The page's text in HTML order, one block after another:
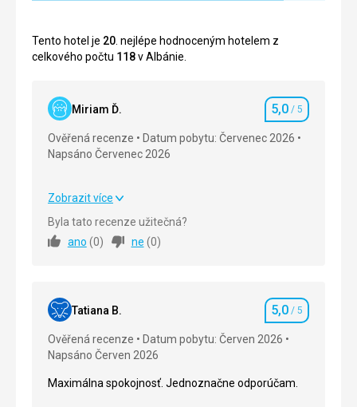
Tento hotel je 20. nejlépe hodnoceným hotelem z
celkového počtu 118v Albánie.
Miriam Ď. Hodnocení
5,0 / 5
Ověřená recenze
Datum pobytu: Červenec 2026
Napsáno Červenec 2026
Strava
Ubytování
Služby 5,0/ 5
Cena 5,0
Zobrazit více
Byla tato recenze užitečná?
ano (0) ne (0)
Tatiana B. Hodnocení
5,0 / 5
Ověřená recenze
Datum pobytu: Červen 2026
Napsáno Červen 2026
Maximálna spokojnosť. Jednoznačne odporúčam.